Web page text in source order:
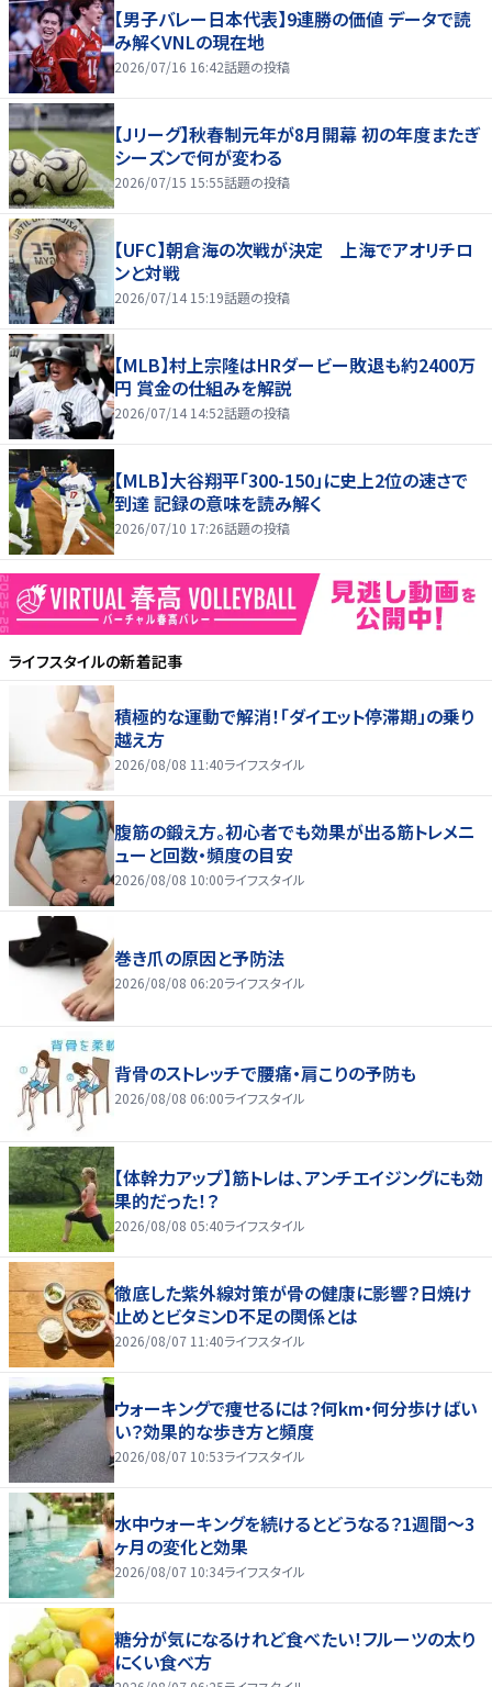
【男子バレー日本代表】9連勝の価値 データで読
み解くVNLの現在地
2026/07/16 16:42話題の投稿
【Jリーグ】秋春制元年が8月開幕 初の年度またぎ
シーズンで何が変わる
2026/07/15 15:55話題の投稿
【UFC】朝倉海の次戦が決定 上海でアオリチロ
ンと対戦
2026/07/14 15:19話題の投稿
【MLB】村上宗隆はHRダービー敗退も約2400万
円 賞金の仕組みを解説
2026/07/14 14:52話題の投稿
【MLB】大谷翔平「300-150」に史上2位の速さで
到達 記録の意味を読み解く
2026/07/10 17:26話題の投稿
ライフスタイルの新着記事
積極的な運動で解消！「ダイエット停滞期」の乗り
越え方
2026/08/08 11:40ライフスタイル
腹筋の鍛え方。初心者でも効果が出る筋トレメニ
ューと回数・頻度の目安
2026/08/08 10:00ライフスタイル
巻き爪の原因と予防法
2026/08/08 06:20ライフスタイル
背骨のストレッチで腰痛・肩こりの予防も
2026/08/08 06:00ライフスタイル
【体幹力アップ】筋トレは、アンチエイジングにも効
果的だった！？
2026/08/08 05:40ライフスタイル
徹底した紫外線対策が骨の健康に影響？日焼け
止めとビタミンD不足の関係とは
2026/08/07 11:40ライフスタイル
ウォーキングで痩せるには？何km・何分歩けばい
い？効果的な歩き方と頻度
2026/08/07 10:53ライフスタイル
水中ウォーキングを続けるとどうなる？1週間～3
ヶ月の変化と効果
2026/08/07 10:34ライフスタイル
糖分が気になるけれど食べたい！フルーツの太り
にくい食べ方